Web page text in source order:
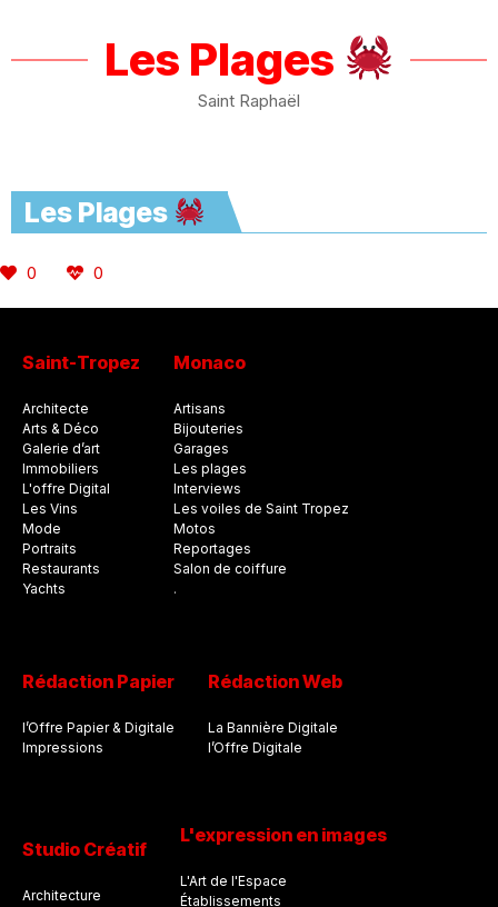
Les Plages
Saint Raphaël
Les Plages
0 0
Saint-Tropez
Architecte
Arts & Déco
Galerie d’art
Immobiliers
L'offre Digital
Les Vins
Mode
Portraits
Restaurants
Yachts
Monaco
Artisans
Bijouteries
Garages
Les plages
Interviews
Les voiles de Saint Tropez
Motos
Reportages
Salon de coiffure
.
Rédaction Papier
l’Offre Papier & Digitale
Impressions
Rédaction Web
La Bannière Digitale
l’Offre Digitale
Studio Créatif
Architecture
L'expression en images
L'Art de l'Espace
Établissements